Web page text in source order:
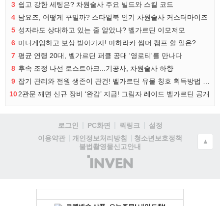
3 쉽고 강한 세팅은? 차원술사 주요 빌드와 스킬 코드
4 남요즈, 어떻게 꾸밀까? 스타일북 인기 차원술사 커스터마이즈
5 성자라도 상대하고 있는 줄 알았나? 벨가르딘 이모저모
6 미니게임하고 보상 받아가자! 마하라카 썸머 캠프 할 일은?
7 평균 연령 20대, 벨가르딘 퍼클 공대 '영로티'를 만나다
8 후속 조정 나선 로스트아크...기공사, 차원술사 하향
9
102관문 깨면 신규 장비 ‘완갑’ 지급! 그림자 레이드 벨가르딘 공개
로그인 PC화면 퀵링크
설정
이용약관
개인정보처리방침
청소년보호정책
불법촬영물신고안내
(주)
인
▲